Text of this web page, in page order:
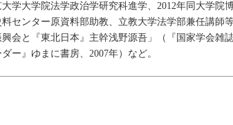
学大学院法学政治学研究科進学、2012年同大学院
センター原資料部助教、立教大学法学部兼任講師
と『東北日本』主幹浅野源吾」（『国家学会雑
ー』ゆまに書房、2007年）など。